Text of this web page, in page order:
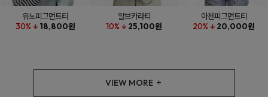
유노피그먼트티
30% ↓ 18,800원
알브카라티
10% ↓ 25,100원
아첸피그먼트티
20% ↓ 20,000원
VIEW MORE